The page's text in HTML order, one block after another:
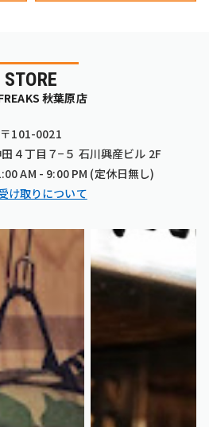
STORE
秋葉原店
〒101-0021
４丁目７−５ 石川興産ビル 2F
AM - 9:00 PM (定休日無し)
け取りについて